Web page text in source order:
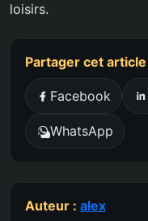
loisirs.
Partager cet article
Facebook
WhatsApp
Auteur : alex